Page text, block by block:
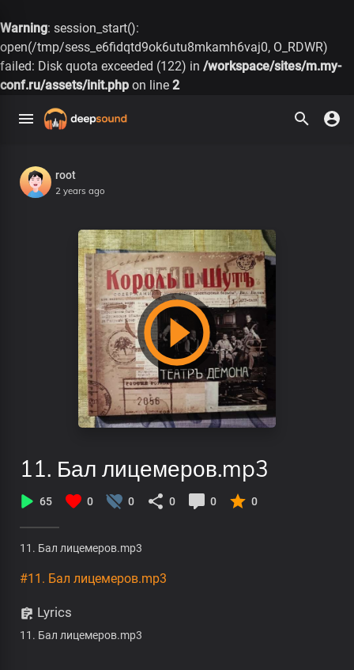
Warning: session_start():
open(/tmp/sess_e6fidqtd9ok6utu8mkamh6vaj0, O_RDWR)
failed: Disk quota exceeded (122) in /workspace/sites/m.my-
conf.ru/assets/init.php on line 2
root
2 years ago
11. Бал лицемеров.mp3
65 0 0 0 0 0
11. Бал лицемеров.mp3
#11. Бал лицемеров.mp3
Lyrics
11. Бал лицемеров.mp3